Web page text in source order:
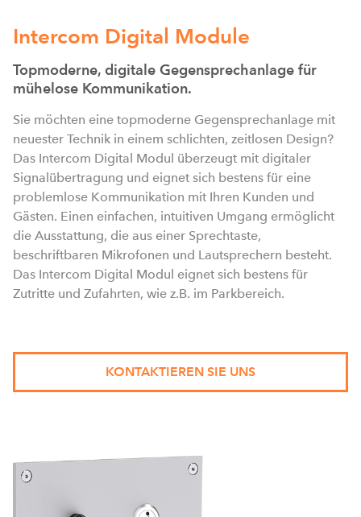
Intercom Digital Module
Topmoderne, digitale Gegensprechanlage für
mühelose Kommunikation.
Sie möchten eine topmoderne Gegensprechanlage mit
neuester Technik in einem schlichten, zeitlosen Design?
Das Intercom Digital Modul überzeugt mit digitaler
Signalübertragung und eignet sich bestens für eine
problemlose Kommunikation mit Ihren Kunden und
Gästen. Einen einfachen, intuitiven Umgang ermöglicht
die Ausstattung, die aus einer Sprechtaste,
beschriftbaren Mikrofonen und Lautsprechern besteht.
Das Intercom Digital Modul eignet sich bestens für
Zutritte und Zufahrten, wie z.B. im Parkbereich.
KONTAKTIEREN SIE UNS